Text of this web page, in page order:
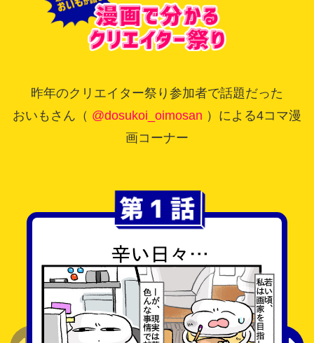
昨年のクリエイター祭り参加者で話題だった
おいもさん（ @dosukoi_oimosan ）による4コマ漫
画コーナー